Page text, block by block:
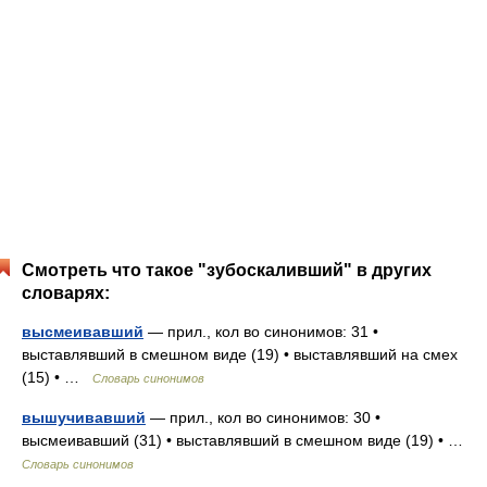
Смотреть что такое "зубоскаливший" в других
словарях:
высмеивавший — прил., кол во синонимов: 31 •
выставлявший в смешном виде (19) • выставлявший на смех
(15) • …
Словарь синонимов
вышучивавший — прил., кол во синонимов: 30 •
высмеивавший (31) • выставлявший в смешном виде (19) • …
Словарь синонимов